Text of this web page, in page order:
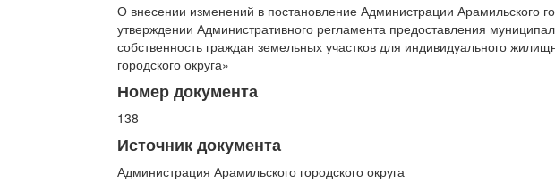
О внесении изменений в постановление Администрации Арамильского
утверждении Административного регламента предоставления
собственность граждан земельных участков для индивидуального
городского округа»
Номер документа
138
Источник документа
Администрация Арамильского городского округа